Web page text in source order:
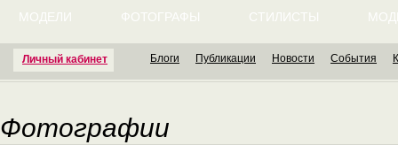
Личный кабинет
МОДЕЛИ ФОТОГРАФЫ СТИЛИСТЫ
Блоги Публикации Новости События
Фотографии